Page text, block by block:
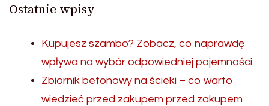
Ostatnie wpisy
Kupujesz szambo? Zobacz, co naprawdę
wpływa na wybór odpowiedniej pojemności.
Zbiornik betonowy na ścieki – co warto
wiedzieć przed zakupem przed zakupem